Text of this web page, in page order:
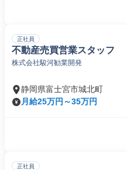
正社員
不動産売買営業スタッフ
株式会社駿河勧業開発
静岡県富士宮市城北町
月給25万円～35万円
正社員